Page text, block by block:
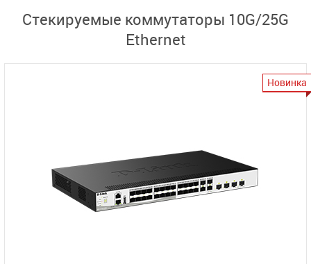
Стекируемые коммутаторы 10G/25G
Ethernet
Новинка